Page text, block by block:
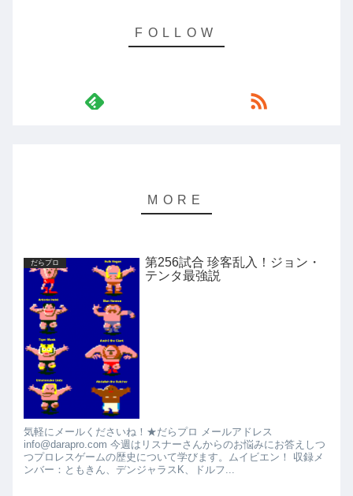
だらプロ
第256試合 珍客乱入！ジョン・
テンタ最強説
気軽にメールくださいね！★だらプロ メールアドレス
info@darapro.com 今週はリスナーさんからのお悩みにお答えしつ
つプロレスゲームの歴史について学びます。ムイビエン！ 収録メ
ンバー：ともきん、デンジャラスK、ドルフ...